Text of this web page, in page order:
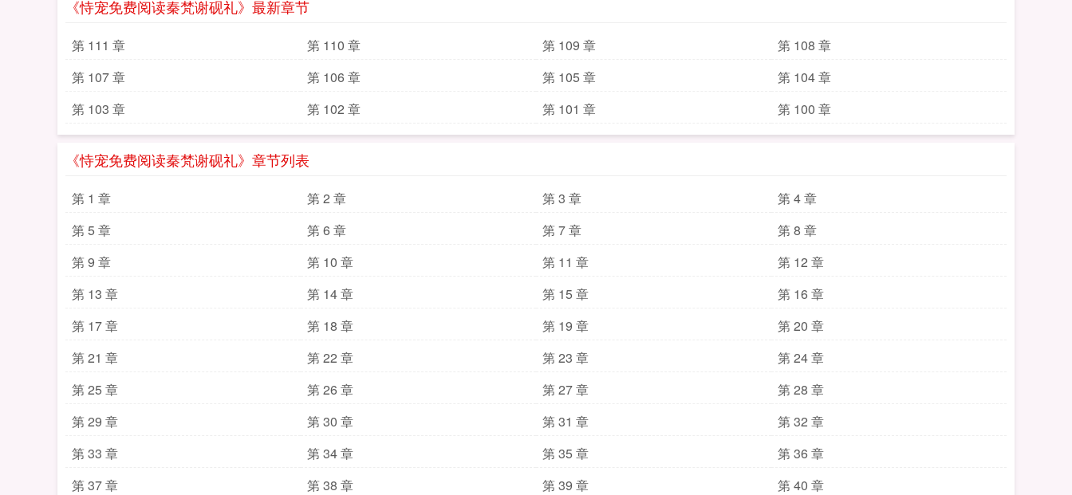
《恃宠免费阅读秦梵谢砚礼》最新章节
第 111 章 第 110 章 第 109 章
第 108 章
第 107 章
第 106 章 第 105 章
第 104 章
第 103 章
第 102 章 第 101 章 第 100 章
《恃宠免费阅读秦梵谢砚礼》章节列表
第 1 章 第 2 章 第 3 章
第 4 章
第 5 章
第 6 章 第 7 章
第 8 章
第 9 章
第 10 章 第 11 章
第 12 章
第 13 章
第 14 章 第 15 章
第 16 章
第 17 章
第 18 章 第 19 章
第 20 章
第 21 章
第 22 章 第 23 章
第 24 章
第 25 章
第 26 章 第 27 章
第 28 章
第 29 章
第 30 章 第 31 章
第 32 章
第 33 章
第 34 章 第 35 章
第 36 章
第 37 章
第 38 章 第 39 章
第 40 章